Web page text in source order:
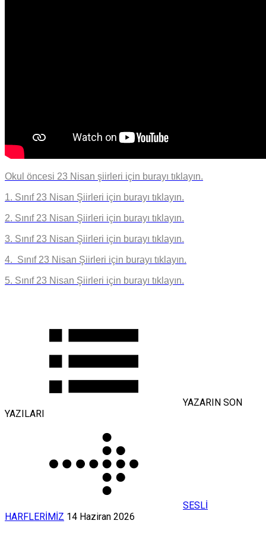
Okul öncesi 23 Nisan şiirleri için burayı tıklayın.
1. Sınıf 23 Nisan Şiirleri için burayı tıklayın.
2. Sınıf 23 Nisan Şiirleri için burayı tıklayın.
3. Sınıf 23 Nisan Şiirleri için burayı tıklayın.
4. Sınıf 23 Nisan Şiirleri için burayı tıklayın.
5. Sınıf 23 Nisan Şiirleri için burayı tıklayın.
YAZARIN SON
YAZILARI
SESLİ
HARFLERİMİZ 14 Haziran 2026